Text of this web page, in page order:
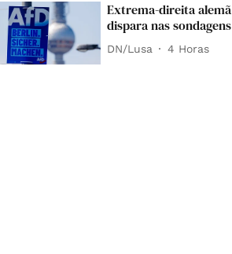
Extrema-direita alemã
dispara nas sondagens
DN/Lusa 4 Horas